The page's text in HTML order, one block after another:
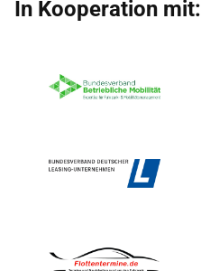
In Kooperation mit: